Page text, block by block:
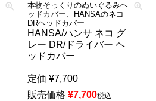
本物そっくりのぬいぐるみヘ
ッドカバー、HANSAのネコ
DRヘッドカバー
HANSA/ハンサ ネコ グ
レー DR/ドライバー ヘ
ッドカバー
定価 ¥7,700
販売価格 ¥7,700税込